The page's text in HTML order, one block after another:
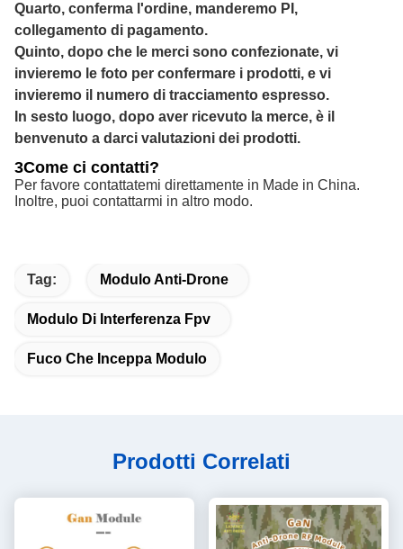
Quarto, conferma l'ordine, manderemo PI,
collegamento di pagamento.
Quinto, dopo che le merci sono confezionate, vi
invieremo le foto per confermare i prodotti, e vi
invieremo il numero di tracciamento espresso.
In sesto luogo, dopo aver ricevuto la merce, è il
benvenuto a darci valutazioni dei prodotti.
3Come ci contatti?
Per favore contattatemi direttamente in Made in China.
Inoltre, puoi contattarmi in altro modo.
Tag: Modulo Anti-Drone
Modulo Di Interferenza Fpv
Fuco Che Inceppa Modulo
Prodotti Correlati